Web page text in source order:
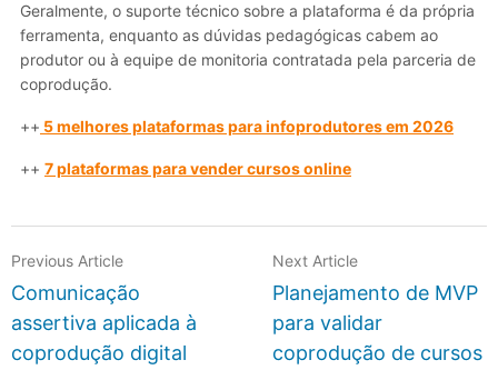
Geralmente, o suporte técnico sobre a plataforma é da própria
ferramenta, enquanto as dúvidas pedagógicas cabem ao
produtor ou à equipe de monitoria contratada pela parceria de
coprodução.
++ 5 melhores plataformas para infoprodutores em 2026
++ 7 plataformas para vender cursos online
Previous Article
Comunicação
assertiva aplicada à
coprodução digital
Next Article
Planejamento de MVP
para validar
coprodução de cursos